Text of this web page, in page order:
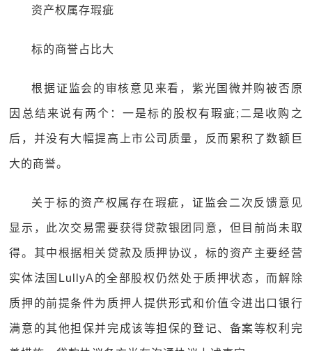
资产权属存瑕疵
标的商誉占比大
根据证监会的审核意见来看，紫光国微并购被否原
因总结来说有两个：一是标的股权有瑕疵;二是收购之
后，并没有大幅提高上市公司质量，反而累积了数额巨
大的商誉。
关于标的资产权属存在瑕疵，证监会二次反馈意见
显示，此次交易需要获得贷款银团同意，但目前尚未取
得。其中根据相关贷款及质押协议，标的资产主要经营
实体法国LullyA的全部股权仍然处于质押状态，而解除
质押的前提条件为质押人提供形式和价值令进出口银行
满意的其他担保并完成该等担保的登记、备案等权利完